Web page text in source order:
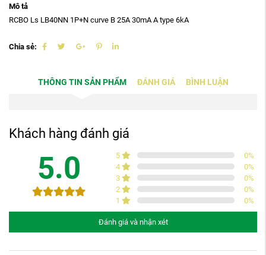
Mô tả
RCBO Ls LB40NN 1P+N curve B 25A 30mA A type 6kA
Chia sẻ:
THÔNG TIN SẢN PHẨM ĐÁNH GIÁ BÌNH LUẬN
Khách hàng đánh giá
5.0 5 0%
4
0%
3
0%
2
0%
1
0%
Đánh giá và nhận xét